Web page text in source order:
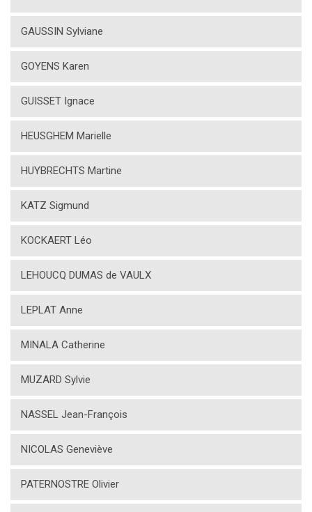
GAUSSIN Sylviane
GOYENS Karen
GUISSET Ignace
HEUSGHEM Marielle
HUYBRECHTS Martine
KATZ Sigmund
KOCKAERT Léo
LEHOUCQ DUMAS de VAULX
LEPLAT Anne
MINALA Catherine
MUZARD Sylvie
NASSEL Jean-François
NICOLAS Geneviève
PATERNOSTRE Olivier